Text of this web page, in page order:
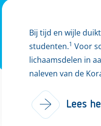
Bij tijd en wijle
studenten.1 Voor
lichaamsdelen in
naleven van de
Lees